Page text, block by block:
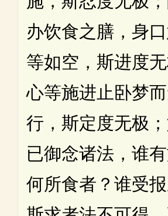
办饮食之膳，身
等如空，斯进度
心等施进止卧梦
行，斯定度无极
已御念诸法，谁
何所食者？谁受